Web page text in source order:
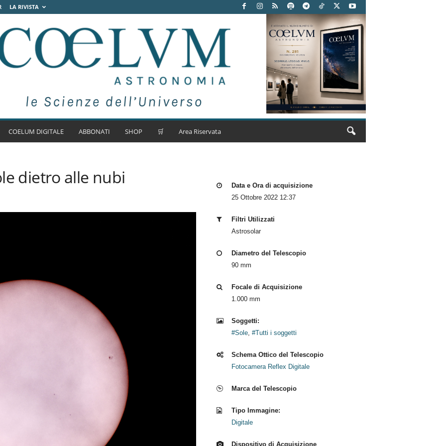
LA RIVISTA
COELUM DIGITALE ABBONATI SHOP 🛒 Area Riservata
dietro alle nubi
Data e Ora di acquisizione
25 Ottobre 2022 12:37
Filtri Utilizzati
Astrosolar
Diametro del Telescopio
90 mm
Focale di Acquisizione
1.000 mm
Soggetti:
#Sole, #Tutti i soggetti
Schema Ottico del Telescopio
Fotocamera Reflex Digitale
Marca del Telescopio
Tipo Immagine:
Digitale
Dispositivo di Acquisizione